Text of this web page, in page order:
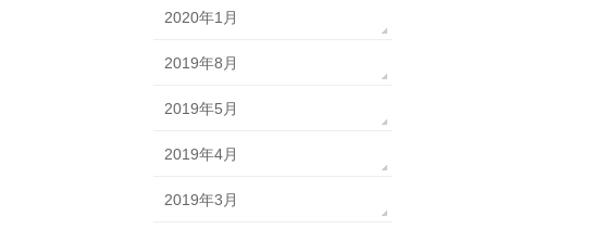
2020年1月
2019年8月
2019年5月
2019年4月
2019年3月